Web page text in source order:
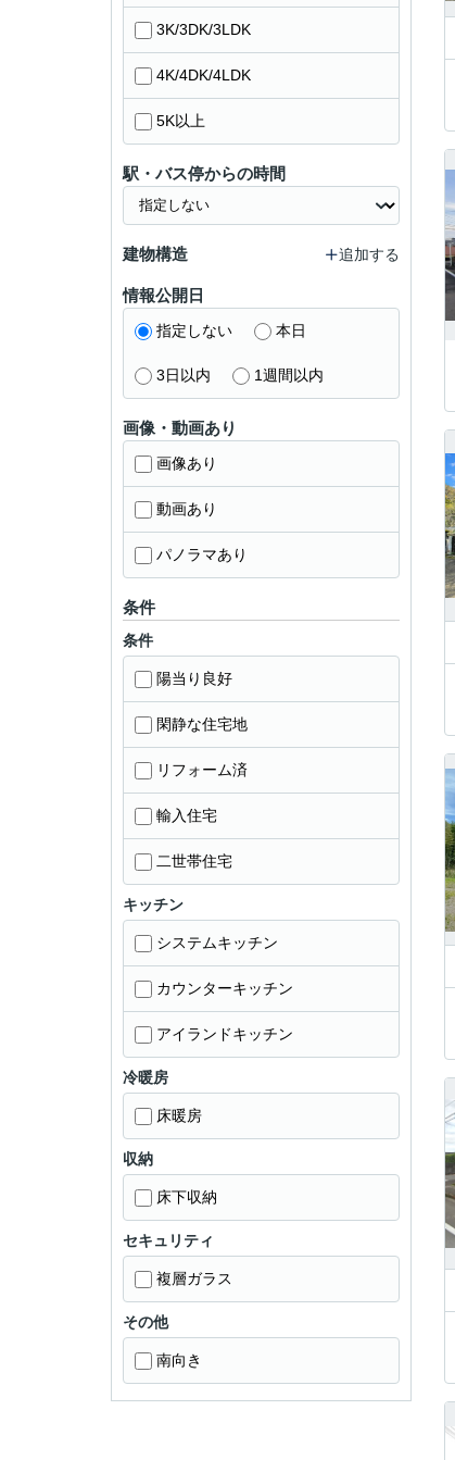
3K/3DK/3LDK
4K/4DK/4LDK
5K以上
駅・バス停からの時間
建物構造 追加する
情報公開日
指定しない 本日
3日以内 1週間以内
画像・動画あり
画像あり
動画あり
パノラマあり
条件
条件
陽当り良好
閑静な住宅地
リフォーム済
輸入住宅
二世帯住宅
キッチン
システムキッチン
カウンターキッチン
アイランドキッチン
冷暖房
床暖房
収納
床下収納
セキュリティ
複層ガラス
その他
南向き